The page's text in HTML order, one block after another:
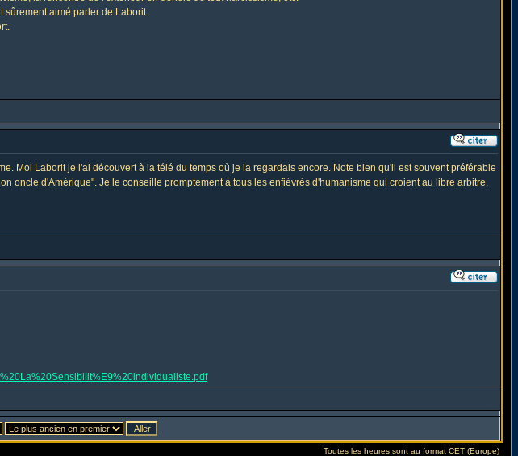
sûrement aimé parler de Laborit.
Moi Laborit je l'ai découvert à la télé du temps où je la regardais encore. Note bien qu'il est souvent préférable
oncle d'Amérique". Je le conseille promptement à tous les enfiévrés d'humanisme qui croient au libre arbitre.
Toutes les heures sont au format CET (Europe)